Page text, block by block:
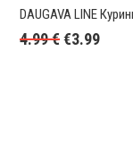
DAUGAVA LINE
3.99
€
4.99€